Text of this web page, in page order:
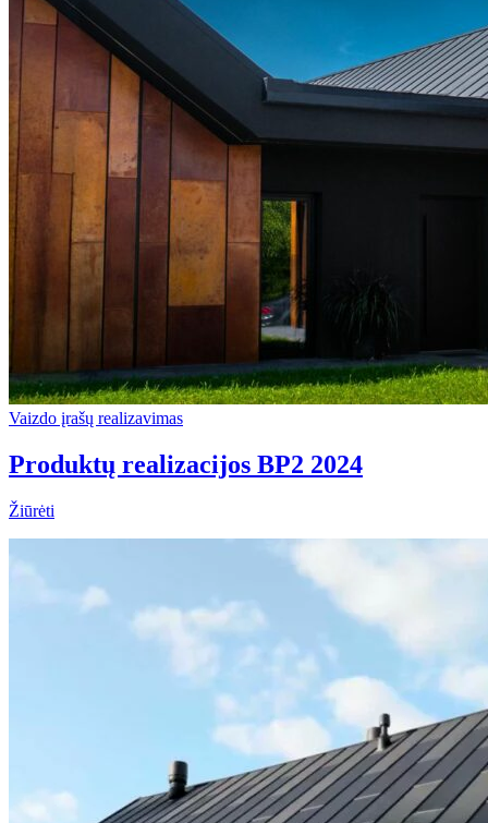
Vaizdo įrašų realizavimas
Produktų realizacijos BP2 2024
Žiūrėti